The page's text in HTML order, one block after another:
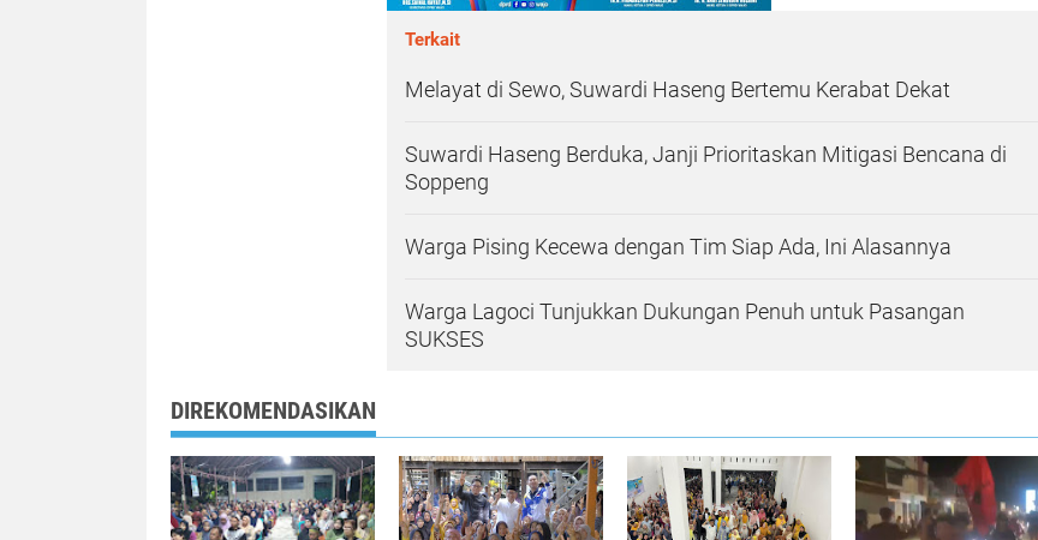
Terkait
Melayat di Sewo, Suwardi Haseng Bertemu Kerabat Dekat
Suwardi Haseng Berduka, Janji Prioritaskan Mitigasi Bencana di
Soppeng
Warga Pising Kecewa dengan Tim Siap Ada, Ini Alasannya
Warga Lagoci Tunjukkan Dukungan Penuh untuk Pasangan
SUKSES
DIREKOMENDASIKAN